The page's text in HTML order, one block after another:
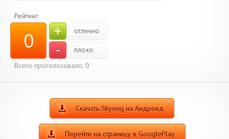
Рейтинг:
0 + отлично
-
плохо
Всего проголосовало: 0
Скачать Skyeng на Андроид
Перейти на страницу в GooglePlay